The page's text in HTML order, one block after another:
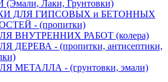
Лаки, Грунтовки)
ДЛЯ ГИПСОВЫХ и БЕТОННЫХ
- (пропитки)
ВНУТРЕННИХ РАБОТ (колера)
ДЕРЕВА - (пропитки, антисептики,
МЕТАЛЛА - (грунтовки, эмали)